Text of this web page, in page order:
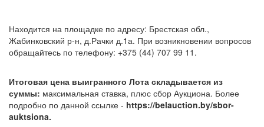
Находится на площадке по адресу: Брестская обл.,
Жабинковский р-н, д.Рачки д.1а. При возникновении вопросов
обращайтесь по телефону: +375 (44) 707 99 11.
Итоговая цена выигранного Лота складывается из
суммы: максимальная ставка, плюс сбор Аукциона. Более
подробно по данной ссылке - https://belauction.by/sbor-
auktsiona.